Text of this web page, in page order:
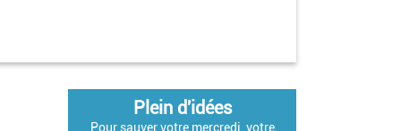
Plein d'idées
Pour sauver votre mercredi, votre